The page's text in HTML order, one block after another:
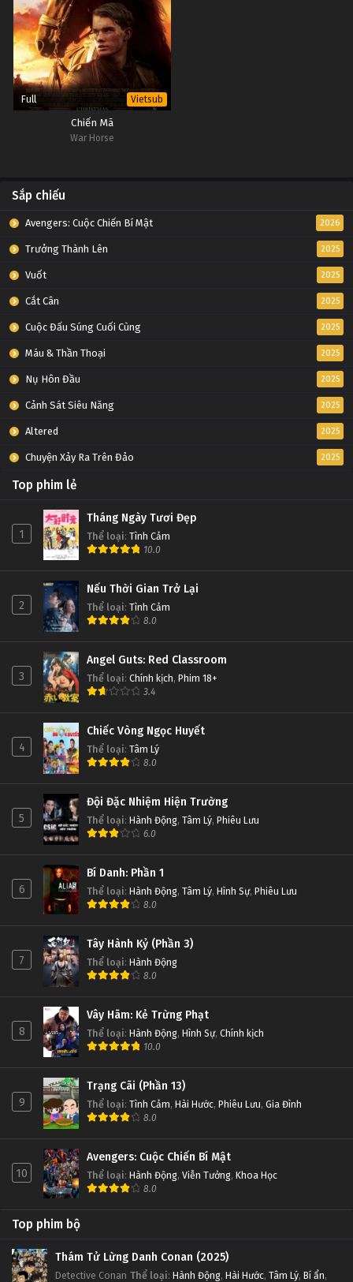
Full Vietsub
Chiến Mã
War Horse
Sắp chiếu
Avengers: Cuộc Chiến Bí Mật 2026
Trưởng Thành Lên 2025
Vuốt 2025
Cắt Cân 2025
Cuộc Đấu Súng Cuối Cùng 2025
Máu & Thần Thoại 2025
Nụ Hôn Đầu 2025
Cảnh Sát Siêu Năng 2025
Altered 2025
Chuyện Xảy Ra Trên Đảo 2025
Top phim lẻ
1
Tháng Ngày Tươi Đẹp
Thể loại: Tình Cảm
10.0
2
Nếu Thời Gian Trở Lại
Thể loại: Tình Cảm
8.0
3
Angel Guts: Red Classroom
Thể loại: Chính kịch, Phim 18+
3.4
4
Chiếc Vòng Ngọc Huyết
Thể loại: Tâm Lý
8.0
5
Đội Đặc Nhiệm Hiện Trường
Thể loại: Hành Động, Tâm Lý, Phiêu Lưu
6.0
6
Bí Danh: Phần 1
Thể loại: Hành Động, Tâm Lý, Hình Sự, Phiêu Lưu
8.0
7
Tây Hành Kỷ (Phần 3)
Thể loại: Hành Động
8.0
8
Vây Hãm: Kẻ Trừng Phạt
Thể loại: Hành Động, Hình Sự, Chính kịch
10.0
9
Trạng Cãi (Phần 13)
Thể loại: Tình Cảm, Hài Hước, Phiêu Lưu, Gia Đình
8.0
10
Avengers: Cuộc Chiến Bí Mật
Thể loại: Hành Động, Viễn Tưởng, Khoa Học
8.0
Top phim bộ
Thám Tử Lừng Danh Conan (2025)
Detective Conan Thể loại: Hành Động, Hài Hước, Tâm Lý, Bí ẩn,